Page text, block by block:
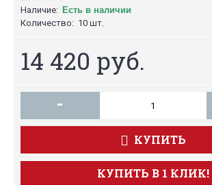
Наличие: Есть в наличии
Количество: 10 шт.
14 420 руб.
-
КУПИТЬ
КУПИТЬ В 1 КЛИК!